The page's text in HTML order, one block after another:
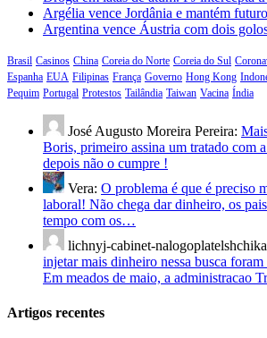
Argélia vence Jordânia e mantém
Argentina vence Áustria com dois
Brasil Casinos China Coreia do Norte Coreia do Sul
Espanha EUA Filipinas França Governo Hong Kong
Pequim Portugal Protestos Tailândia Taiwan Vacina Índia
José Augusto Moreira Pereira:
Boris, primeiro assina um tratado com
depois não o cumpre !
Vera: O problema é que é preciso
laboral! Não chega dar dinheiro, os
tempo com os…
lichnyj-cabinet-
injetar mais dinheiro nessa busca
Em meados de maio, a administracao
Artigos recentes